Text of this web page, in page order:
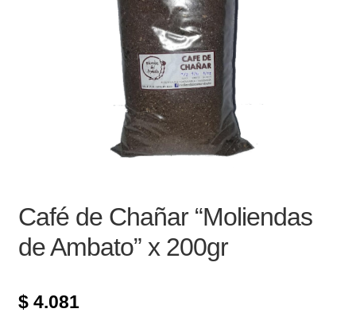
Retirando en Roca Negra
Sugerencias y consultas
Cómo Comprar?
Café de Chañar “Moliendas
de Ambato” x 200gr
$4.081